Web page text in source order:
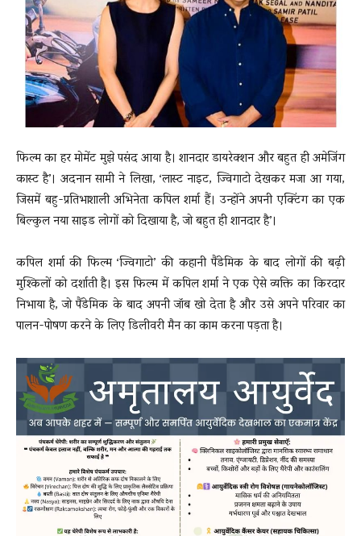
फिल्म का हर मोमेंट मुझे पसंद आया है। शानदार डायरेक्शन और बहुत ही अमेजिंग
कास्ट है’। अदनान सामी ने लिखा, ‘लास्ट नाइट, ज्विगाटो देखकर मजा आ गया,
जिसमें बहु-प्रतिभाशाली अभिनेता कपिल शर्मा हैं। उन्होंने अपनी एक्टिंग का एक
बिल्कुल नया साइड लोगों को दिखाया है, जो बहुत ही शानदार है’।
कपिल शर्मा की फिल्म ‘ज्विगाटो’ की कहानी पैंडेमिक के बाद लोगों की बढ़ी
मुश्किलों को दर्शाती है। इस फिल्म में कपिल शर्मा ने एक ऐसे व्यक्ति का किरदार
निभाया है, जो पैंडेमिक के बाद अपनी जॉब खो देता है और उसे अपने परिवार का
पालन-पोषण करने के लिए डिलीवरी मैन का काम करना पड़ता है।